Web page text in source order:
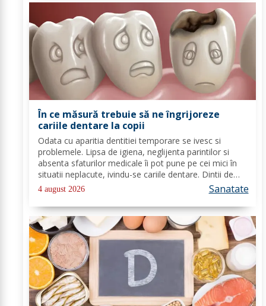
În ce măsură trebuie să ne îngrijoreze
cariile dentare la copii
Odata cu aparitia dentitiei temporare se ivesc si
problemele. Lipsa de igiena, neglijenta parintilor si
absenta sfaturilor medicale îi pot pune pe cei mici în
situatii neplacute, ivindu-se cariile dentare. Dintii de
lapte se pot caria asemenea celor permanenti,
diferenta mare este ca structura...
4 august 2026 Sanatate